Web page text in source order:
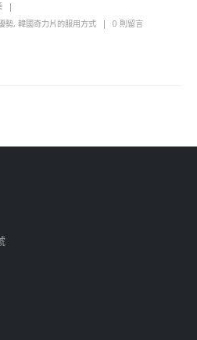
勢, 韓國奇力片的服用方式 0 則留言